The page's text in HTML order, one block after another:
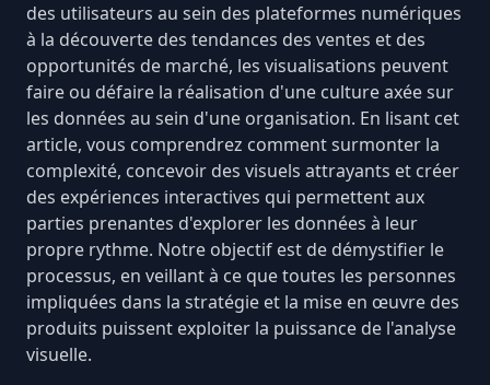
des utilisateurs au sein des plateformes numériques
à la découverte des tendances des ventes et des
opportunités de marché, les visualisations peuvent
faire ou défaire la réalisation d'une culture axée sur
les données au sein d'une organisation. En lisant cet
article, vous comprendrez comment surmonter la
complexité, concevoir des visuels attrayants et créer
des expériences interactives qui permettent aux
parties prenantes d'explorer les données à leur
propre rythme. Notre objectif est de démystifier le
processus, en veillant à ce que toutes les personnes
impliquées dans la stratégie et la mise en œuvre des
produits puissent exploiter la puissance de l'analyse
visuelle.